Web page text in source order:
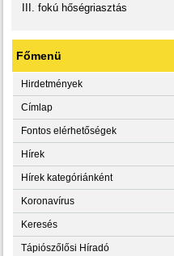
III. fokú hőségriasztás
Főmenü
Hirdetmények
Címlap
Fontos elérhetőségek
Hírek
Hírek kategóriánként
Koronavírus
Keresés
Tápiószőlősi Híradó